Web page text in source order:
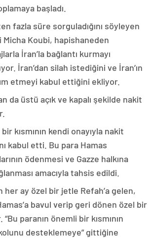
başladı.
fazla süre sorguladığını söyleyen
Koubi, hapishaneden
İran’la bağlantı kurmayı
İran’dan silah istediğini ve İran’ın
etmeyi kabul ettiğini ekliyor.
da üstü açık ve kapalı şekilde nakit
kısmının kendi onayıyla nakit
kabul etti. Bu para Hamas
ödenmesi ve Gazze halkına
amacıyla tahsis edildi.
her ay özel bir jetle Refah’a gelen,
bavul verip geri dönen özel bir
“Bu paranın önemli bir kısmının
kolunu desteklemeye” gittiğine